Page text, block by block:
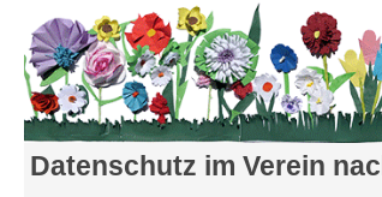
Unter dem Inhalt
Datenschutz im Verein